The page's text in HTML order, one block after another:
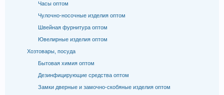
Часы оптом
Чулочно-носочные изделия оптом
Швейная фурнитура оптом
Ювелирные изделия оптом
Хозтовары, посуда
Бытовая химия оптом
Дезинфицирующие средства оптом
Замки дверные и замочно-скобяные изделия оптом